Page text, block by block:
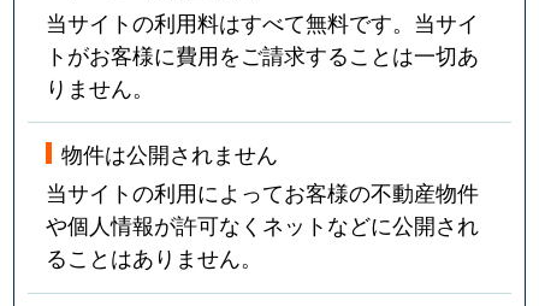
当サイトの利用料はすべて無料です。当サイ
トがお客様に費用をご請求することは一切あ
りません。
物件は公開されません
当サイトの利用によってお客様の不動産物件
や個人情報が許可なくネットなどに公開され
ることはありません。